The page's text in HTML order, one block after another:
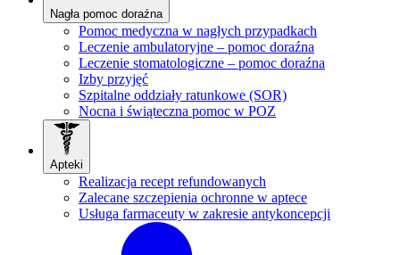
Nagła pomoc doraźna
Pomoc medyczna w nagłych przypadkach
Leczenie ambulatoryjne – pomoc doraźna
Leczenie stomatologiczne – pomoc doraźna
Izby przyjęć
Szpitalne oddziały ratunkowe (SOR)
Nocna i świąteczna pomoc w POZ
Apteki
Realizacja recept refundowanych
Zalecane szczepienia ochronne w aptece
Usługa farmaceuty w zakresie antykoncepcji